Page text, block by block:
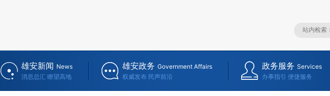
雄安新闻 News
消息总汇 瞭望高地
雄安政务 Government Affairs
权威发布 民声前沿
政务服务 Services
办事指引 便捷服务